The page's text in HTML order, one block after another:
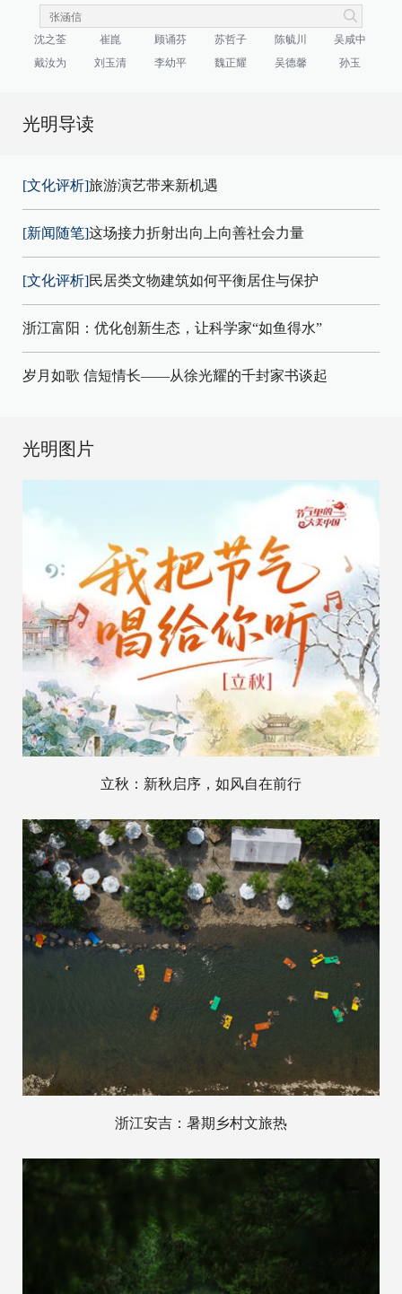
沈之荃 崔崑 顾诵芬 苏哲子 陈毓川
吴咸中
戴汝为
刘玉清 李幼平 魏正耀 吴德馨 孙玉
光明导读
[文化评析]旅游演艺带来新机遇
[新闻随笔]这场接力折射出向上向善社会力量
[文化评析]民居类文物建筑如何平衡居住与保护
浙江富阳：优化创新生态，让科学家“如鱼得水”
岁月如歌 信短情长——从徐光耀的千封家书谈起
光明图片
立秋：新秋启序，如风自在前行
浙江安吉：暑期乡村文旅热